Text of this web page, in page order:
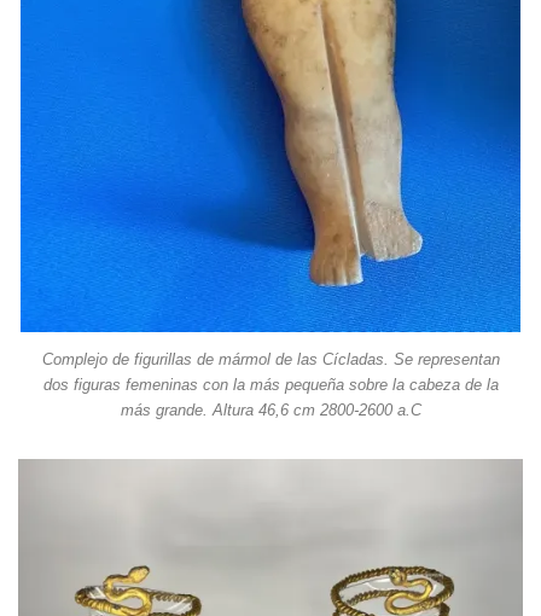
Complejo de figurillas de mármol de las Cícladas. Se representan
dos figuras femeninas con la más pequeña sobre la cabeza de la
más grande. Altura 46,6 cm 2800-2600 a.C